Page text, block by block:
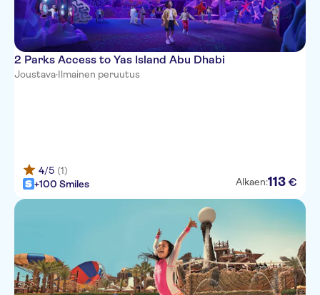
2 Parks Access to Yas Island Abu Dhabi
Joustava·Ilmainen peruutus
4/5 (1)
+100 Smiles
Alkaen:113 €